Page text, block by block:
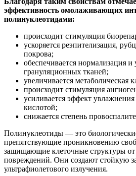
эффективность омолаживающих
полинуклеотидами:
происходит стимуляция
ускоряется реэпителизация,
покрова;
обеспечивается нормализация и
грануляционных тканей;
увеличивается метаболическая
происходит стимуляция
усиливается эффект
кислотой;
снижается степень
Полинуклеотиды — это
препятствующие проникновению
защищающие клеточные структуры
повреждений. Они создают стойкую
ультрафиолетового излучения.